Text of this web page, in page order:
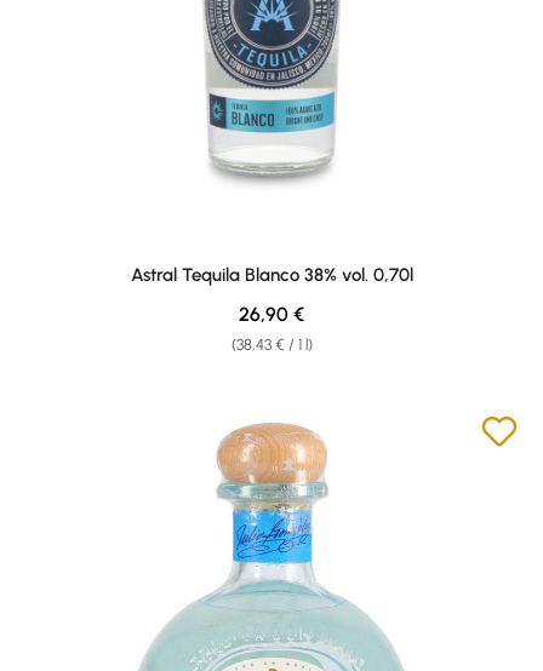
Astral Tequila Blanco 38% vol. 0,70l
(38,43 € / 1 l)
Regular price:
26,90 €